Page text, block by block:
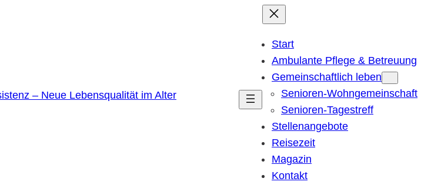
Start
Ambulante Pflege & Betreuung
Gemeinschaftlich leben
Senioren-Wohngemeinschaft
Senioren-Tagestreff
Stellenangebote
Reisezeit
Magazin
Kontakt